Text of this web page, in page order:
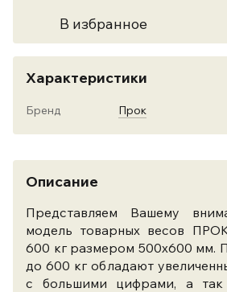
В избранное
Характеристики
Бренд Прок
Описание
Представляем Вашему
модель товарных весов
600 кг размером 500х600 мм.
до 600 кг обладают
с большими цифрами, а